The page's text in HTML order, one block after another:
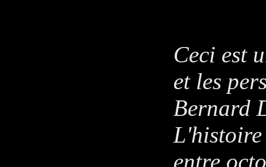
Ceci est
et les
Bernard
L'histoire
entre